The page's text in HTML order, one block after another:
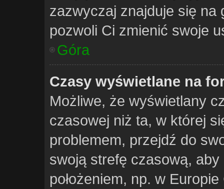
zazwyczaj znajduje się na
pozwoli Ci zmienić swoje
Góra
Czasy wyświetlane na
Możliwe, że wyświetlany
czasowej niż ta, w której
problemem, przejdź do
swoją strefę czasową, aby
położeniem, np. w